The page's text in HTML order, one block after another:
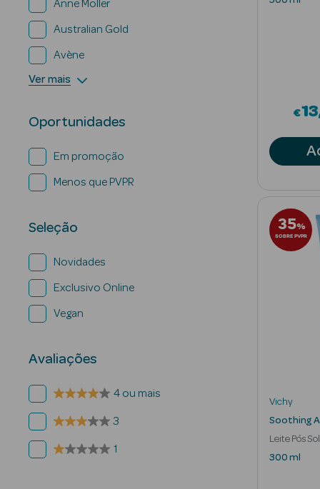
Anne Moller
Australian Gold
Avène
Ver mais
Oportunidades
Em promoção
Menos que PVPR
Seleção
Novidades
Exclusivo Online
Vegan
Avaliações
4 ou mais
3
1
€13
35%
SOBRE PVPR
Vichy
Soothing
Leite Pós
300 ml